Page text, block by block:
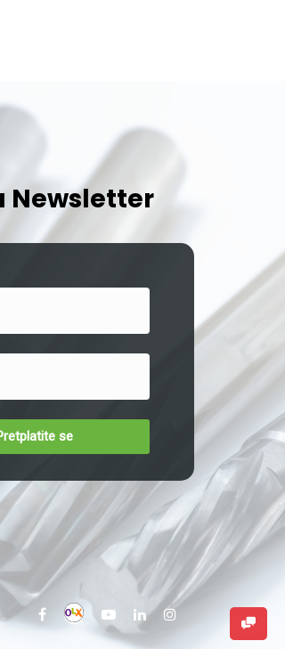
Newsletter